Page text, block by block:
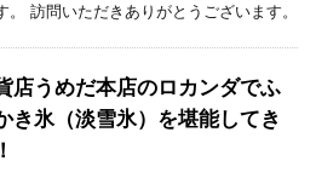
。 訪問いただきありがとうございます。
店うめだ本店のロカンダでふ
き氷（淡雪氷）を堪能してき